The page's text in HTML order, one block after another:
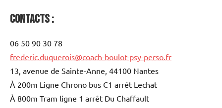
Contacts :
06 50 90 30 78
frederic.duquerois@coach-boulot-psy-perso.fr
13, avenue de Sainte-Anne, 44100 Nantes
À 200m Ligne Chrono bus C1 arrêt Lechat
À 800m Tram ligne 1 arrêt Du Chaffault